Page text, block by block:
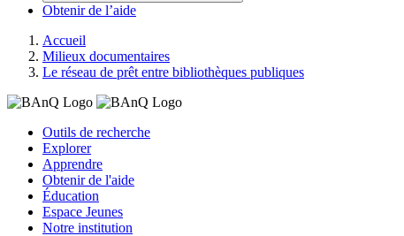
Obtenir de l’aide
Accueil
Milieux documentaires
Le réseau de prêt entre bibliothèques publiques
Outils de recherche
Explorer
Apprendre
Obtenir de l'aide
Éducation
Espace Jeunes
Notre institution